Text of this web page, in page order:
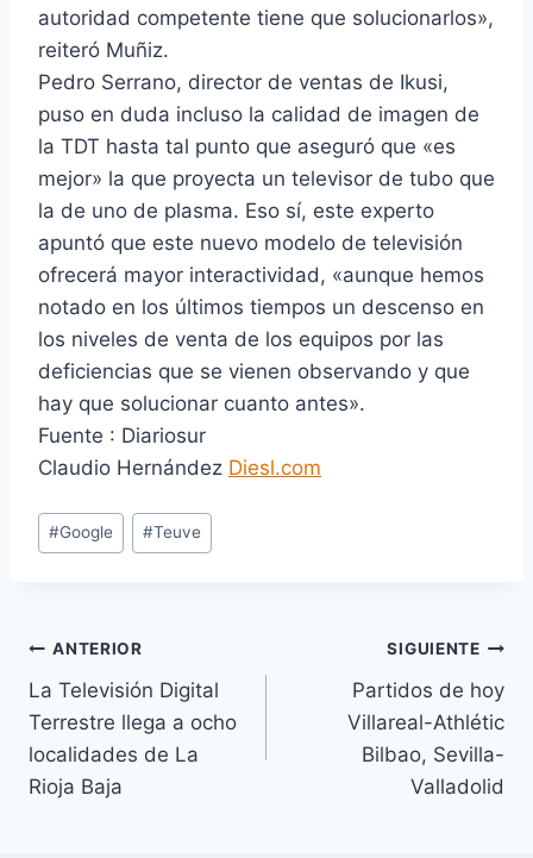
autoridad competente tiene que solucionarlos»,
reiteró Muñiz.
Pedro Serrano, director de ventas de Ikusi,
puso en duda incluso la calidad de imagen de
la TDT hasta tal punto que aseguró que «es
mejor» la que proyecta un televisor de tubo que
la de uno de plasma. Eso sí, este experto
apuntó que este nuevo modelo de televisión
ofrecerá mayor interactividad, «aunque hemos
notado en los últimos tiempos un descenso en
los niveles de venta de los equipos por las
deficiencias que se vienen observando y que
hay que solucionar cuanto antes».
Fuente : Diariosur
Claudio Hernández Diesl.com
E
t
u
e
t
a
s
#Google #Teuve
Navegación
de
entradas
ANTERIOR
La Televisión Digital
Terrestre llega a ocho
localidades de La
Rioja Baja
SIGUIENTE
Partidos de hoy
Villareal-Athlétic
Bilbao, Sevilla-
Valladolid